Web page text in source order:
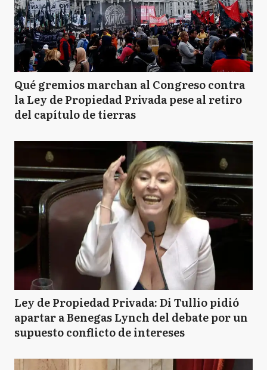
Qué gremios marchan al Congreso contra
la Ley de Propiedad Privada pese al retiro
del capítulo de tierras
Ley de Propiedad Privada: Di Tullio pidió
apartar a Benegas Lynch del debate por un
supuesto conflicto de intereses